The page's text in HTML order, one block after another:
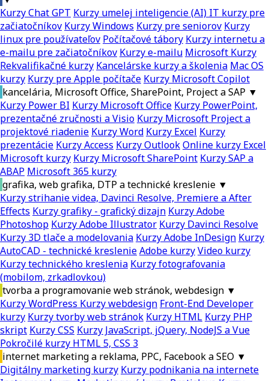
Kurzy Chat GPT Kurzy umelej inteligencie (AI) IT kurzy pre
začiatočníkov Kurzy Windows Kurzy pre seniorov Kurzy
linux pre používateľov Počítačové tábory Kurzy internetu a
e-mailu pre začiatočníkov Kurzy e-mailu Microsoft Kurzy
Rekvalifikačné kurzy Kancelárske kurzy a školenia Mac OS
kurzy Kurzy pre Apple počítače Kurzy Microsoft Copilot
kancelária, Microsoft Office, SharePoint, Project a SAP ▼
Kurzy Power BI Kurzy Microsoft Office Kurzy PowerPoint,
prezentačné zručnosti a Visio Kurzy Microsoft Project a
projektové riadenie Kurzy Word Kurzy Excel Kurzy
prezentácie Kurzy Access Kurzy OutlookOnline kurzy Excel
Microsoft kurzy Kurzy Microsoft SharePoint Kurzy SAP a
ABAP Microsoft 365 kurzy
grafika, web grafika, DTP a technické kreslenie ▼
Kurzy strihanie videa, Davinci Resolve, Premiere a After
Effects Kurzy grafiky - grafický dizajn Kurzy Adobe
Photoshop Kurzy Adobe Illustrator Kurzy Davinci Resolve
Kurzy 3D tlače a modelovania Kurzy Adobe InDesign Kurzy
AutoCAD - technické kreslenieAdobe kurzyVideo kurzy
Kurzy technického kreslenia Kurzy fotografovania
(mobilom, zrkadlovkou)
tvorba a programovanie web stránok, webdesign ▼
Kurzy WordPress Kurzy webdesign Front-End Developer
kurzy Kurzy tvorby web stránok Kurzy HTML Kurzy PHP
skript Kurzy CSS Kurzy JavaScript, jQuery, NodeJS a Vue
Pokročilé kurzy HTML 5, CSS 3
internet marketing a reklama, PPC, Facebook a SEO ▼
Digitálny marketing kurzy Kurzy podnikania na internete